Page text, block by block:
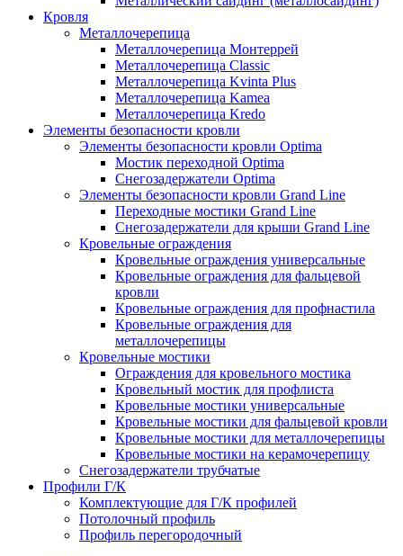
Кровля
Металлочерепица
Металлочерепица Монтеррей
Металлочерепица Classic
Металлочерепица Kvinta Plus
Металлочерепица Kamea
Металлочерепица Kredo
Элементы безопасности кровли
Элементы безопасности кровли Optima
Мостик переходной Optima
Снегозадержатели Optima
Элементы безопасности кровли Grand Line
Переходные мостики Grand Line
Снегозадержатели для крыши Grand Line
Кровельные ограждения
Кровельные ограждения универсальные
Кровельные ограждения для фальцевой
кровли
Кровельные ограждения для профнастила
Кровельные ограждения для
металлочерепицы
Кровельные мостики
Ограждения для кровельного мостика
Кровельный мостик для профлиста
Кровельные мостики универсальные
Кровельные мостики для фальцевой кровли
Кровельные мостики для металлочерепицы
Кровельные мостики на керамочерепицу
Снегозадержатели трубчатые
Профили Г/К
Комплектующие для Г/К профилей
Потолочный профиль
Профиль перегородочный